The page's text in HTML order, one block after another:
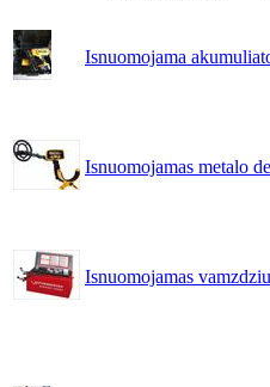
Isnuomojama
Isnuomojamas metalo
Isnuomojamas